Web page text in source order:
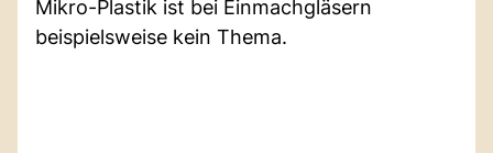
Mikro-Plastik ist bei Einmachgläsern
beispielsweise kein Thema.